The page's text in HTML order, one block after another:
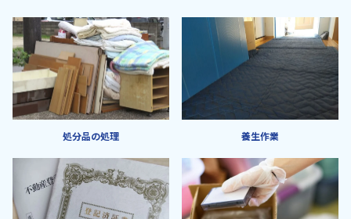
処分品の処理 養生作業